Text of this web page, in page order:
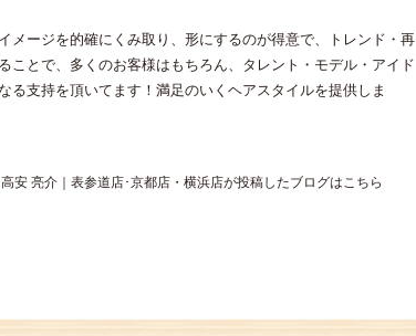
メージを的確にくみ取り、形にするのが得意で、トレンド・再
ことで、多くのお客様はもちろん、タレント・モデル・アイド
る支持を頂いてます！満足のいくヘアスタイルを提供しま
高安 亮介｜表参道店･京都店・横浜店が投稿したブログはこちら